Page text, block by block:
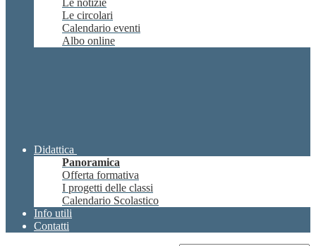
Le notizie
Le circolari
Calendario eventi
Albo online
Didattica
Panoramica
Offerta formativa
I progetti delle classi
Calendario Scolastico
Info utili
Contatti